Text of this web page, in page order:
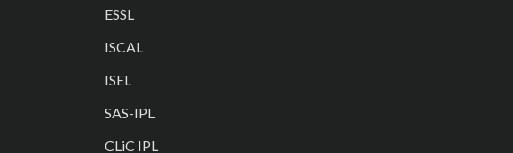
ESSL
ISCAL
ISEL
SAS-IPL
CLiC IPL